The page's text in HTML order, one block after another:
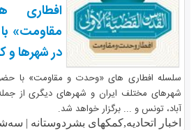
مقاومت»
در شهرها
سلسله افطاری های «وحدت و مقاومت» با
شهرهای مختلف ایران و شهرهای دیگری از جمله
آباد، تونس و ... برگزار خواهد شد.
اخبار اتحادیه,کمکهای بشردوستانه | سه‌شنبه ۹